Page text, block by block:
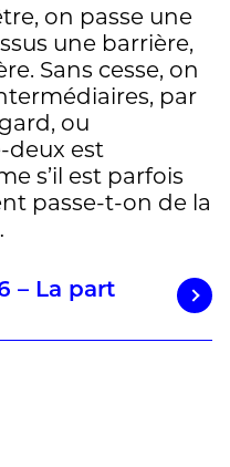
on passe une
une barrière,
Sans cesse, on
par
ou
deux est
s’il est parfois
passe-t-on de la
– La part